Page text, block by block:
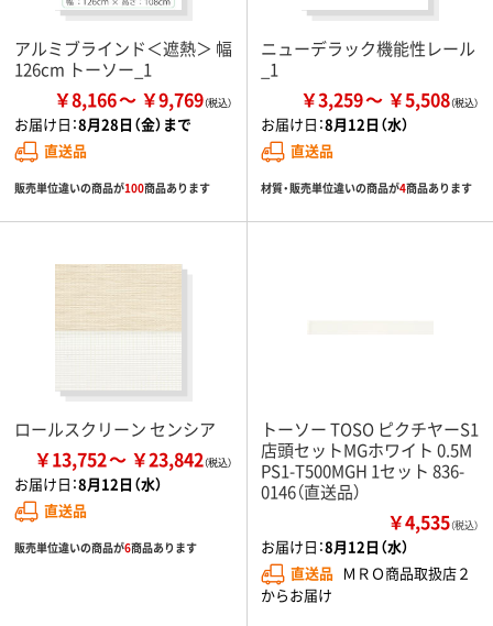
アルミブラインド＜遮熱＞ 幅
126cm トーソー_1
￥8,166 ￥9,769
お届け日：8月28日（金）まで
直送品
販売単位違いの商品が100商品あります
ニューデラック機能性レール
_1
￥3,259 ￥5,508
お届け日：8月12日（水）
直送品
材質・販売単位違いの商品が4商品あります
ロールスクリーン センシア
￥13,752 ￥23,842
お届け日：8月12日（水）
直送品
販売単位違いの商品が6商品あります
トーソー TOSO ピクチヤーS1
店頭セットMGホワイト 0.5M
PS1-T500MGH 1セット 836-
0146（直送品）
￥4,535（税込）
お届け日：8月12日（水）
直送品 ＭＲＯ商品取扱店２
からお届け